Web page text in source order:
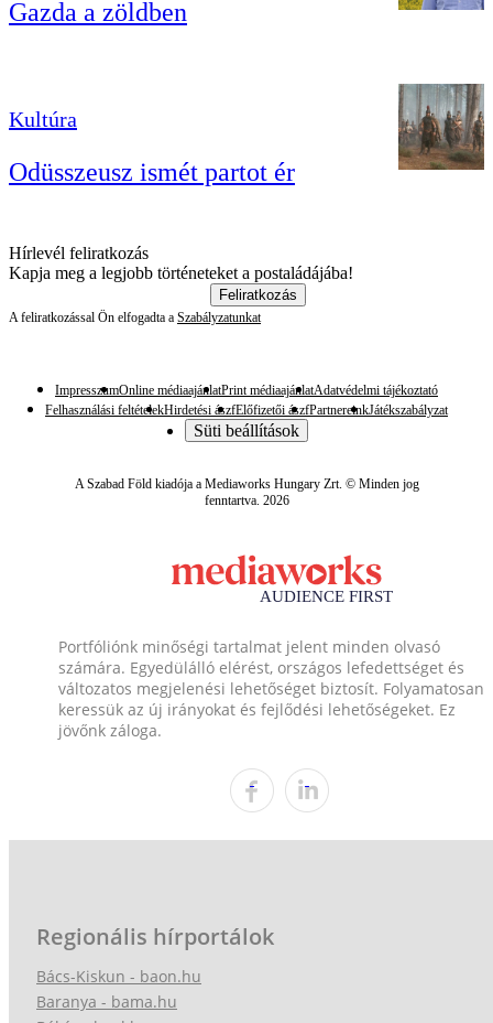
Gazda a zöldben
Kultúra
Odüsszeusz ismét partot ér
Hírlevél feliratkozás
Kapja meg a legjobb történeteket a postaládájába!
Feliratkozás
A feliratkozással Ön elfogadta a Szabályzatunkat
ImpresszumOnline médiaajánlatPrint médiaajánlatAdatvédelmi tájékoztató
Felhasználási feltételekHirdetési ászfElőfizetői ászfPartnereinkJátékszabályzat
Süti beállítások
A Szabad Föld kiadója a Mediaworks Hungary Zrt. © Minden jog
fenntartva. 2026
Portfóliónk minőségi tartalmat jelent minden olvasó
számára. Egyedülálló elérést, országos lefedettséget és
változatos megjelenési lehetőséget biztosít. Folyamatosan
keressük az új irányokat és fejlődési lehetőségeket. Ez
jövőnk záloga.
Regionális hírportálok
Bács-Kiskun - baon.hu
Baranya - bama.hu